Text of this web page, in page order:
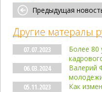
Предыдущая
Другие матералы
07.07.2023
Более 80
06.03.2024
Валерий
05.11.2023
Как